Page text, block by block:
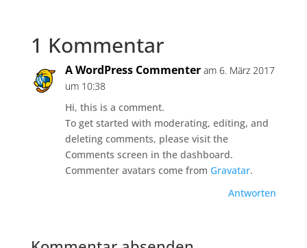
1 Kommentar
A WordPress Commenter am 6. März 2017
um 10:38
Hi, this is a comment.
To get started with moderating, editing, and
deleting comments, please visit the
Comments screen in the dashboard.
Commenter avatars come from Gravatar.
Antworten